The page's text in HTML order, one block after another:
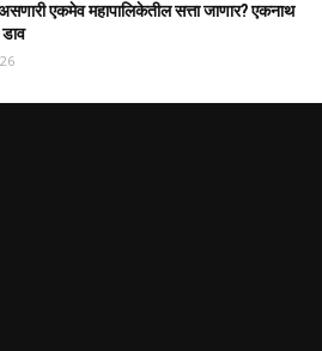
एकमेव महापालिकेतील सत्ता जाणार? एकनाथ
डाव